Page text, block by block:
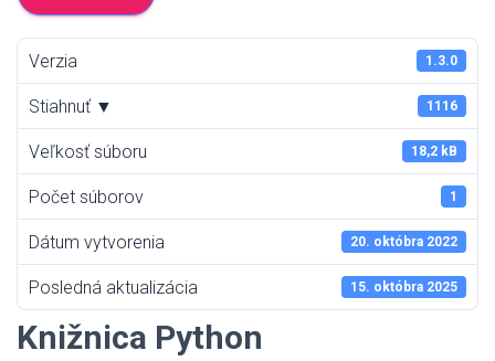
Verzia 1.3.0
Stiahnuť ▼ 1116
Veľkosť súboru 18,2 kB
Počet súborov 1
Dátum vytvorenia 20. októbra 2022
Posledná aktualizácia 15. októbra 2025
Knižnica Python